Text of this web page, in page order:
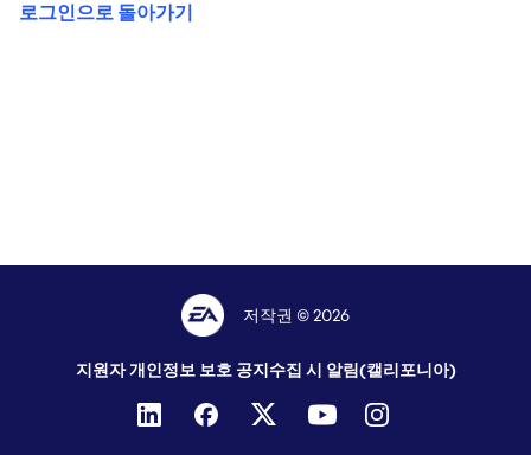
로그인으로 돌아가기
저작권 © 2026
지원자 개인정보 보호 공지수집 시 알림(캘리포니아)